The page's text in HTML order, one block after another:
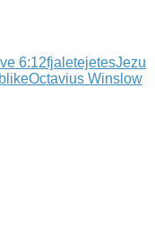
6:12fjaletejetesJezu
Octavius Winslow